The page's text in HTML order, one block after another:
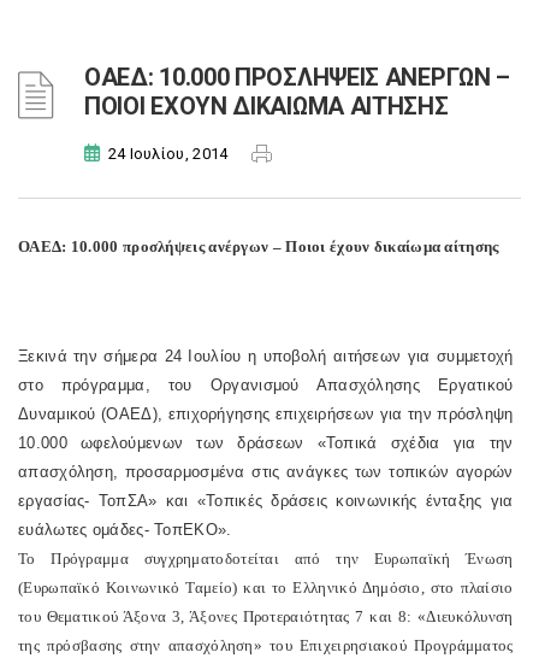
ΟΑΕΔ: 10.000 ΠΡΟΣΛΗΨΕΙΣ ΑΝΕΡΓΩΝ –
ΠΟΙΟΙ ΕΧΟΥΝ ΔΙΚΑΙΩΜΑ ΑΙΤΗΣΗΣ
24 Ιουλίου, 2014
ΟΑΕΔ: 10.000 προσλήψεις ανέργων – Ποιοι έχουν δικαίωμα αίτησης
Ξεκινά την σήμερα 24 Ιουλίου η υποβολή αιτήσεων για συμμετοχή
στο πρόγραμμα, του Οργανισμού Απασχόλησης Εργατικού
Δυναμικού (ΟΑΕΔ), επιχορήγησης επιχειρήσεων για την πρόσληψη
10.000 ωφελούμενων των δράσεων «Τοπικά σχέδια για την
απασχόληση, προσαρμοσμένα στις ανάγκες των τοπικών αγορών
εργασίας- ΤοπΣΑ» και «Τοπικές δράσεις κοινωνικής ένταξης για
ευάλωτες ομάδες- ΤοπΕΚΟ».
Το Πρόγραμμα συγχρηματοδοτείται από την Ευρωπαϊκή Ένωση
(Ευρωπαϊκό Κοινωνικό Ταμείο) και το Ελληνικό Δημόσιο, στο πλαίσιο
του Θεματικού Άξονα 3, Άξονες Προτεραιότητας 7 και 8: «Διευκόλυνση
της πρόσβασης στην απασχόληση» του Επιχειρησιακού Προγράμματος